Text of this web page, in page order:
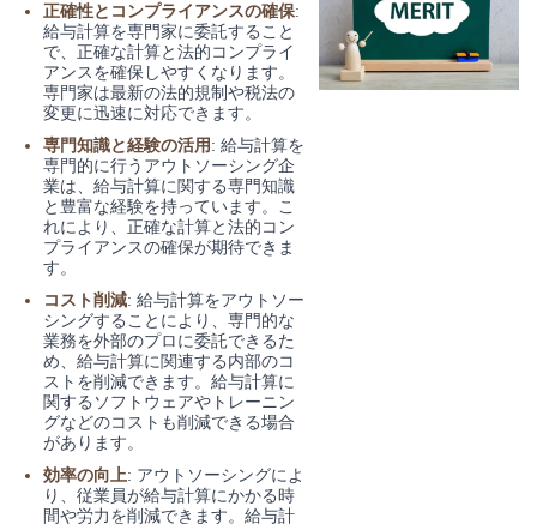
正確性とコンプライアンスの確保:
給与計算を専門家に委託すること
で、正確な計算と法的コンプライ
アンスを確保しやすくなります。
専門家は最新の法的規制や税法の
変更に迅速に対応できます。
専門知識と経験の活用: 給与計算を
専門的に行うアウトソーシング企
業は、給与計算に関する専門知識
と豊富な経験を持っています。こ
れにより、正確な計算と法的コン
プライアンスの確保が期待できま
す。
コスト削減: 給与計算をアウトソー
シングすることにより、専門的な
業務を外部のプロに委託できるた
め、給与計算に関連する内部のコ
ストを削減できます。給与計算に
関するソフトウェアやトレーニン
グなどのコストも削減できる場合
があります。
効率の向上: アウトソーシングによ
り、従業員が給与計算にかかる時
間や労力を削減できます。給与計